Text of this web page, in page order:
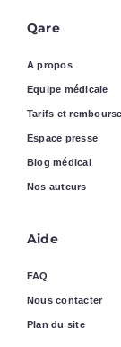
Qare
A propos
Equipe médicale
Tarifs et
Espace presse
Blog médical
Nos auteurs
Aide
FAQ
Nous contacter
Plan du site